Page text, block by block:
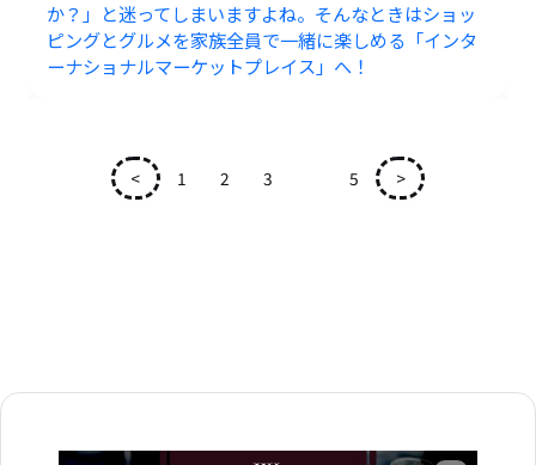
か？」と迷ってしまいますよね。そんなときはショッ
ピングとグルメを家族全員で一緒に楽しめる「インタ
ーナショナルマーケットプレイス」へ！
< 1 2 3 5 >